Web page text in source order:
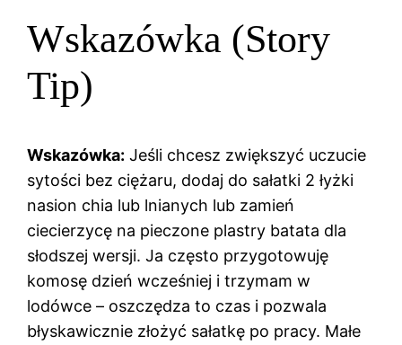
Wskazówka (Story
Tip)
Wskazówka: Jeśli chcesz zwiększyć uczucie
sytości bez ciężaru, dodaj do sałatki 2 łyżki
nasion chia lub lnianych lub zamień
ciecierzycę na pieczone plastry batata dla
słodszej wersji. Ja często przygotowuję
komosę dzień wcześniej i trzymam w
lodówce – oszczędza to czas i pozwala
błyskawicznie złożyć sałatkę po pracy. Małe